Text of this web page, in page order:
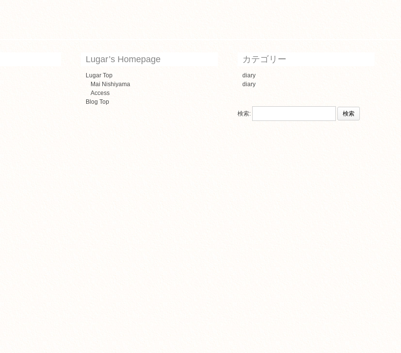
Lugar’s Homepage
Lugar Top
Mai Nishiyama
Access
Blog Top
カテゴリー
diary
diary
検索: